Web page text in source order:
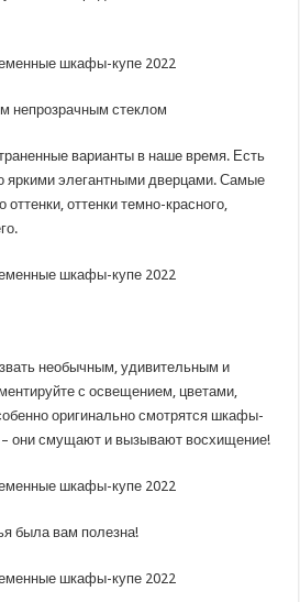
непрозрачным стеклом
варианты в наше время. Есть
яркими элегантными дверцами. Самые
оттенки темно-красного,
необычным, удивительным и
с освещением, цветами,
оригинально смотрятся шкафы-
– они смущают и вызывают восхищение!
была вам полезна!